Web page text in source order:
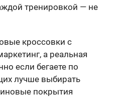
тренировкой — не
кроссовки с
а реальная
если бегаете по
лучше выбирать
покрытия